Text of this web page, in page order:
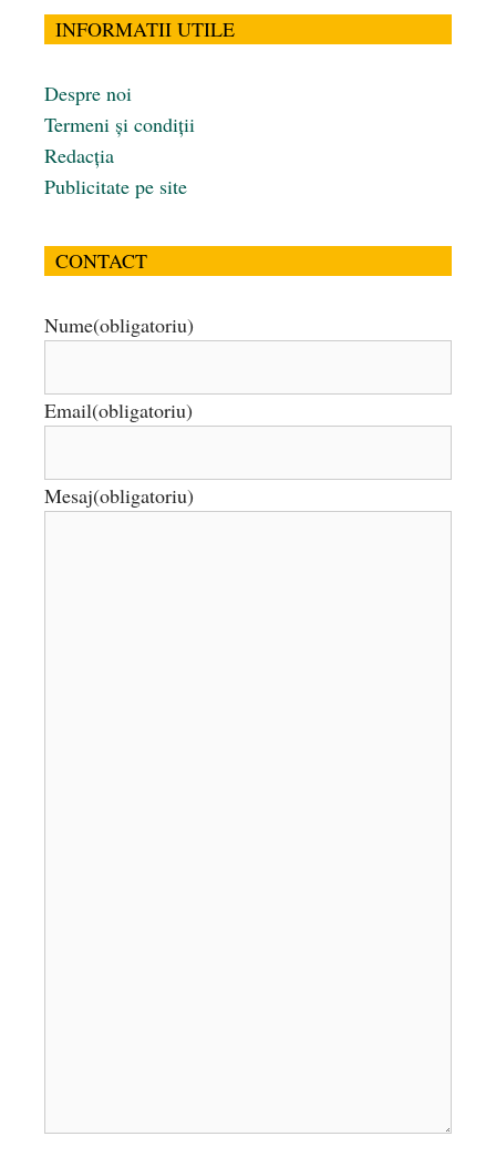
INFORMATII UTILE
Despre noi
Termeni și condiții
Redacția
Publicitate pe site
CONTACT
Nume(obligatoriu)
Email(obligatoriu)
Mesaj(obligatoriu)